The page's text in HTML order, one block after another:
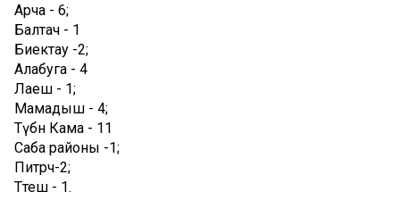
Арча - 6;
Балтач - 1
Биектау -2;
Алабуга - 4
Лаеш - 1;
Мамадыш - 4;
Түбән Кама - 11
Саба районы -1;
Питрәч-2;
Тәтеш - 1.